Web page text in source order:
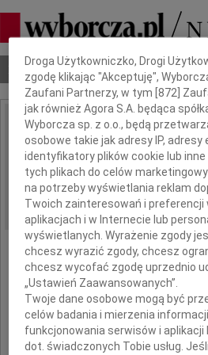
Nekrologi Odeszli Poradnik
IMIĘ I NAZWISKO:
REGION: Radom
DATA EMISJI: 06.11.2024
Z
Dbamy o Twoją prywatność
Droga Użytkowniczko, Drogi
zgodę klikając "Akceptuję",
Zaufani Partnerzy, w tym [872 ]
jak również Agora S.A. będąca
Wyborcza sp. z o.o., będą
osobowe takie jak adresy IP, adresy
identyfikatory plików cookie lub
tych plikach do celów
na potrzeby wyświetlania reklam
Twoich zainteresowań i preferencji
aplikacjach i w Internecie lub
wyświetlanych. Wyrażenie zgody
chcesz wyrazić zgody, chcesz
chcesz wycofać zgodę uprzednio
„Ustawień Zaawansowanych”.
Twoje dane osobowe mogą być
celów badania i mierzenia
funkcjonowania serwisów i aplikacji
dot. świadczonych Tobie usług.